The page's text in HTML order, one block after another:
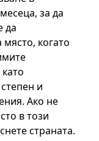
за да
да
място, когато
и
Ако не
в този
страната.